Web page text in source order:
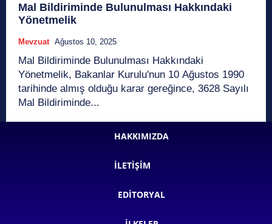
Mal Bildiriminde Bulunulması Hakkındaki
Yönetmelik
Mevzuat Ağustos 10, 2025
Mal Bildiriminde Bulunulması Hakkındaki
Yönetmelik, Bakanlar Kurulu'nun 10 Ağustos 1990
tarihinde almış olduğu karar gereğince, 3628 Sayılı
Mal Bildiriminde...
HAKKIMIZDA
İLETIŞIM
EDITORYAL